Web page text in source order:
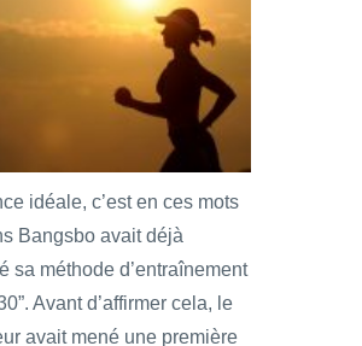
idéale, c’est en ces mots
Bangsbo avait déjà
sa méthode d’entraînement
Avant d’affirmer cela, le
avait mené une première